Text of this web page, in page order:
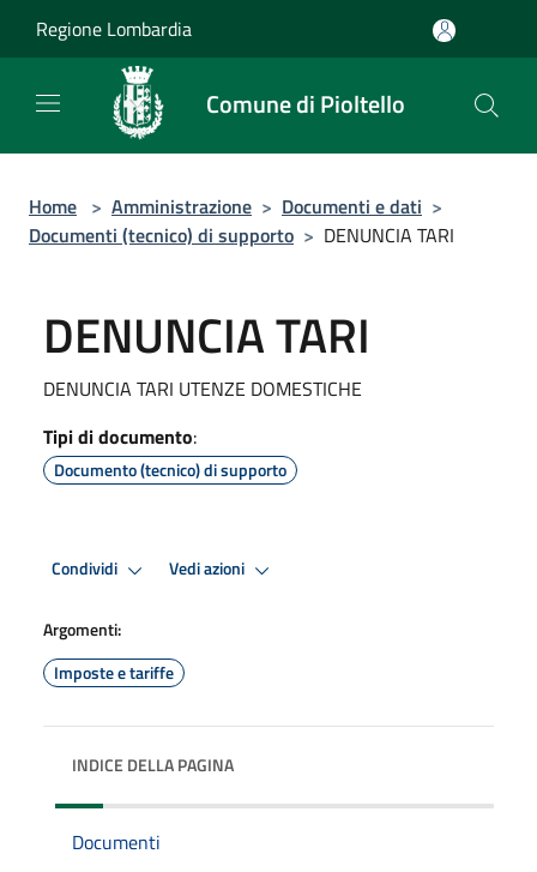
Regione Lombardia
Comune di Pioltello
Home > Amministrazione > Documenti e dati >
Documenti (tecnico) di supporto > DENUNCIA TARI
DENUNCIA TARI
DENUNCIA TARI UTENZE DOMESTICHE
Tipi di documento:
Documento (tecnico) di supporto
Condividi Vedi azioni
Argomenti:
Imposte e tariffe
INDICE DELLA PAGINA
Documenti